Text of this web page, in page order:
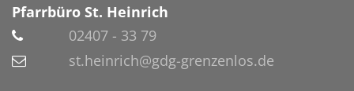
Pfarrbüro St. Heinrich
02407 - 33 79
st.heinrich@gdg-grenzenlos.de